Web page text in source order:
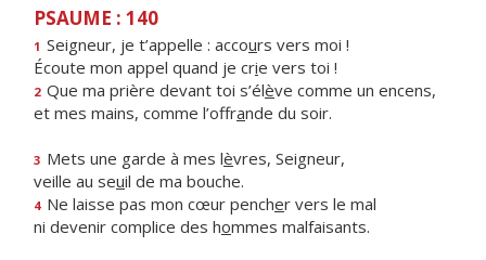
PSAUME : 140
1 Seigneur, je t’appelle : accours vers moi !
Écoute mon appel quand je crie vers toi !
2 Que ma prière devant toi s’élève comme un encens,
et mes mains, comme l’offrande du soir.
3 Mets une garde à mes lèvres, Seigneur,
veille au seuil de ma bouche.
4 Ne laisse pas mon cœur pencher vers le mal
ni devenir complice des hommes malfaisants.